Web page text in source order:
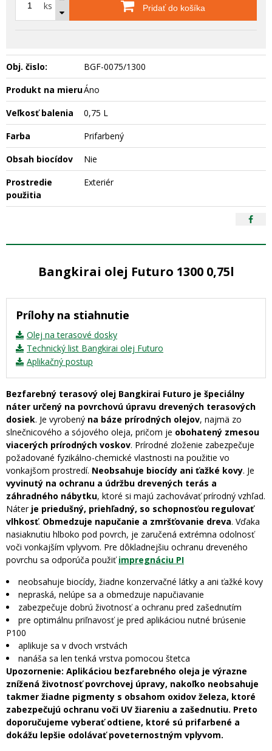
ks Pridať do košíka
Obj. čislo:
BGF-0075/1300
Produkt na mieruÁno
Veľkosť balenia
0,75 L
Farba
Prifarbený
Obsah biocídov
Nie
Prostredie
použitia
Exteriér
Bangkirai olej Futuro 1300 0,75l
Prílohy na stiahnutie
Olej na terasové dosky
Technický list Bangkirai olej Futuro
Aplikačný postup
Bezfarebný terasový olej Bangkirai Futuro je špeciálny
náter určený na povrchovú úpravu drevených terasových
dosiek. Je vyrobený na báze prírodných olejov, najmä zo
slnečnicového a sójového oleja, pričom je obohatený zmesou
viacerých prírodných voskov. Prírodné zloženie zabezpečuje
požadované fyzikálno-chemické vlastnosti na použitie vo
vonkajšom prostredí. Neobsahuje biocídy ani ťažké kovy. Je
vyvinutý na ochranu a údržbu drevených terás a
záhradného nábytku, ktoré si majú zachovávať prírodný vzhľad.
Náter je priedušný, priehľadný, so schopnosťou regulovať
vlhkosť. Obmedzuje napučanie a zmršťovanie dreva. Vďaka
nasiaknutiu hlboko pod povrch, je zaručená extrémna odolnosť
voči vonkajším vplyvom. Pre dôkladnejšiu ochranu dreveného
povrchu sa odporúča použiťimpregnáciu PI
neobsahuje biocídy, žiadne konzervačné látky a ani ťažké kovy
nepraská, nelúpe sa a obmedzuje napučiavanie
zabezpečuje dobrú životnosť a ochranu pred zašednutím
pre optimálnu priľnavosť je pred aplikáciou nutné brúsenie
P100
aplikuje sa v dvoch vrstvách
nanáša sa len tenká vrstva pomocou štetca
Upozornenie: Aplikáciou bezfarebného oleja je výrazne
znížená životnosť povrchovej úpravy, nakoľko neobsahuje
takmer žiadne pigmenty s obsahom oxidov železa, ktoré
zabezpečujú ochranu voči UV žiareniu a zašednutiu. Preto
doporučujeme vyberať odtiene, ktoré sú prifarbené a
dokážu lepšie odolávať poveternostným vplyvom.